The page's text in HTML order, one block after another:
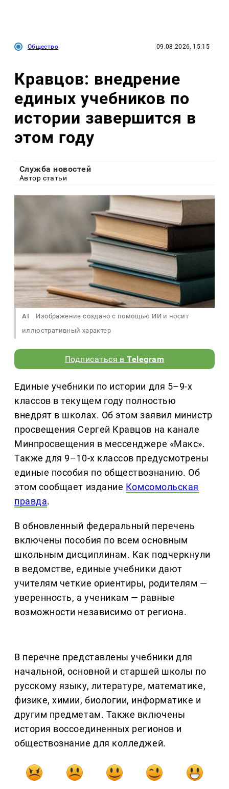
Общество 09.08.2026, 15:15
Кравцов: внедрение
единых учебников по
истории завершится в
этом году
Служба новостей
Автор статьи
AI
Изображение создано с помощью ИИ и носит
иллюстративный характер
Подписаться вTelegram
Единые учебники по истории для 5–9-х
классов в текущем году полностью
внедрят в школах. Об этом заявил министр
просвещения Сергей Кравцов на канале
Минпросвещения в мессенджере «Макс».
Также для 9–10-х классов предусмотрены
единые пособия по обществознанию. Об
этом сообщает издание Комсомольская
правда.
В обновленный федеральный перечень
включены пособия по всем основным
школьным дисциплинам. Как подчеркнули
в ведомстве, единые учебники дают
учителям четкие ориентиры, родителям —
уверенность, а ученикам — равные
возможности независимо от региона.
В перечне представлены учебники для
начальной, основной и старшей школы по
русскому языку, литературе, математике,
физике, химии, биологии, информатике и
другим предметам. Также включены
история воссоединенных регионов и
обществознание для колледжей.